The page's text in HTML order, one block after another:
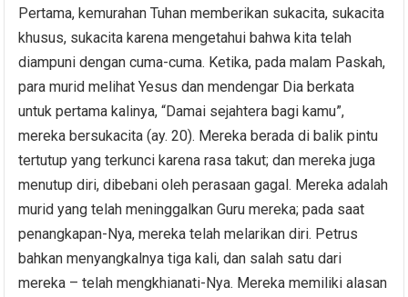
Pertama, kemurahan Tuhan memberikan sukacita, sukacita
khusus, sukacita karena mengetahui bahwa kita telah
diampuni dengan cuma-cuma. Ketika, pada malam Paskah,
para murid melihat Yesus dan mendengar Dia berkata
untuk pertama kalinya, “Damai sejahtera bagi kamu”,
mereka bersukacita (ay. 20). Mereka berada di balik pintu
tertutup yang terkunci karena rasa takut; dan mereka juga
menutup diri, dibebani oleh perasaan gagal. Mereka adalah
murid yang telah meninggalkan Guru mereka; pada saat
penangkapan-Nya, mereka telah melarikan diri. Petrus
bahkan menyangkalnya tiga kali, dan salah satu dari
mereka – telah mengkhianati-Nya. Mereka memiliki alasan